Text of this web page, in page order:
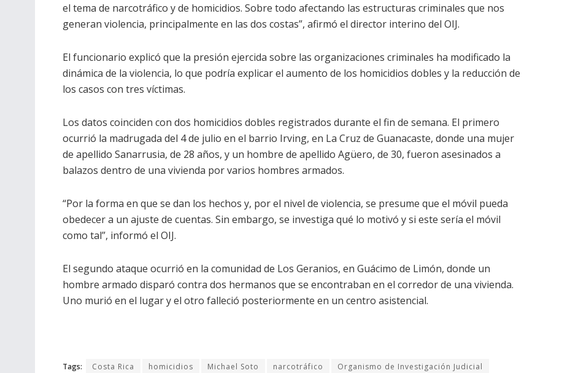
el tema de narcotráfico y de homicidios. Sobre todo afectando las estructuras criminales que nos
generan violencia, principalmente en las dos costas”, afirmó el director interino del OIJ.
El funcionario explicó que la presión ejercida sobre las organizaciones criminales ha modificado la
dinámica de la violencia, lo que podría explicar el aumento de los homicidios dobles y la reducción de
los casos con tres víctimas.
Los datos coinciden con dos homicidios dobles registrados durante el fin de semana. El primero
ocurrió la madrugada del 4 de julio en el barrio Irving, en La Cruz de Guanacaste, donde una mujer
de apellido Sanarrusia, de 28 años, y un hombre de apellido Agüero, de 30, fueron asesinados a
balazos dentro de una vivienda por varios hombres armados.
“Por la forma en que se dan los hechos y, por el nivel de violencia, se presume que el móvil pueda
obedecer a un ajuste de cuentas. Sin embargo, se investiga qué lo motivó y si este sería el móvil
como tal”, informó el OIJ.
El segundo ataque ocurrió en la comunidad de Los Geranios, en Guácimo de Limón, donde un
hombre armado disparó contra dos hermanos que se encontraban en el corredor de una vivienda.
Uno murió en el lugar y el otro falleció posteriormente en un centro asistencial.
Tags: Costa Rica homicidios Michael Soto narcotráfico
Organismo de Investigación Judicial